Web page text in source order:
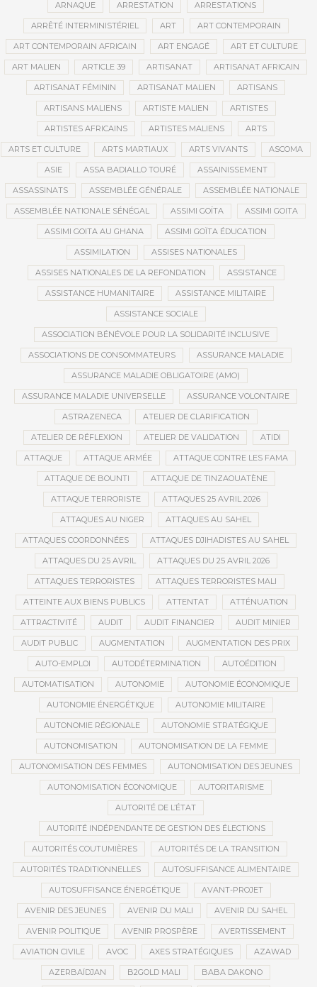
ARNAQUE ARRESTATION ARRESTATIONS
ARRÊTÉ INTERMINISTÉRIEL ART ART CONTEMPORAIN
ART CONTEMPORAIN AFRICAIN ART ENGAGÉ ART ET CULTURE
ART MALIEN ARTICLE 39 ARTISANAT ARTISANAT AFRICAIN
ARTISANAT FÉMININ ARTISANAT MALIEN ARTISANS
ARTISANS MALIENS ARTISTE MALIEN ARTISTES
ARTISTES AFRICAINS ARTISTES MALIENS ARTS
ARTS ET CULTURE ARTS MARTIAUX ARTS VIVANTS ASCOMA
ASIE ASSA BADIALLO TOURÉ ASSAINISSEMENT
ASSASSINATS ASSEMBLÉE GÉNÉRALE ASSEMBLÉE NATIONALE
ASSEMBLÉE NATIONALE SÉNÉGAL ASSIMI GOÏTA ASSIMI GOITA
ASSIMI GOITA AU GHANA ASSIMI GOÏTA ÉDUCATION
ASSIMILATION ASSISES NATIONALES
ASSISES NATIONALES DE LA REFONDATION ASSISTANCE
ASSISTANCE HUMANITAIRE ASSISTANCE MILITAIRE
ASSISTANCE SOCIALE
ASSOCIATION BÉNÉVOLE POUR LA SOLIDARITÉ INCLUSIVE
ASSOCIATIONS DE CONSOMMATEURS ASSURANCE MALADIE
ASSURANCE MALADIE OBLIGATOIRE (AMO)
ASSURANCE MALADIE UNIVERSELLE ASSURANCE VOLONTAIRE
ASTRAZENECA ATELIER DE CLARIFICATION
ATELIER DE RÉFLEXION ATELIER DE VALIDATION ATIDI
ATTAQUE ATTAQUE ARMÉE ATTAQUE CONTRE LES FAMA
ATTAQUE DE BOUNTI ATTAQUE DE TINZAOUATÈNE
ATTAQUE TERRORISTE ATTAQUES 25 AVRIL 2026
ATTAQUES AU NIGER ATTAQUES AU SAHEL
ATTAQUES COORDONNÉES ATTAQUES DJIHADISTES AU SAHEL
ATTAQUES DU 25 AVRIL ATTAQUES DU 25 AVRIL 2026
ATTAQUES TERRORISTES ATTAQUES TERRORISTES MALI
ATTEINTE AUX BIENS PUBLICS ATTENTAT ATTÉNUATION
ATTRACTIVITÉ AUDIT AUDIT FINANCIER AUDIT MINIER
AUDIT PUBLIC AUGMENTATION AUGMENTATION DES PRIX
AUTO-EMPLOI AUTODÉTERMINATION AUTOÉDITION
AUTOMATISATION AUTONOMIE AUTONOMIE ÉCONOMIQUE
AUTONOMIE ÉNERGÉTIQUE AUTONOMIE MILITAIRE
AUTONOMIE RÉGIONALE AUTONOMIE STRATÉGIQUE
AUTONOMISATION AUTONOMISATION DE LA FEMME
AUTONOMISATION DES FEMMES AUTONOMISATION DES JEUNES
AUTONOMISATION ÉCONOMIQUE AUTORITARISME
AUTORITÉ DE L’ÉTAT
AUTORITÉ INDÉPENDANTE DE GESTION DES ÉLECTIONS
AUTORITÉS COUTUMIÈRES AUTORITÉS DE LA TRANSITION
AUTORITÉS TRADITIONNELLES AUTOSUFFISANCE ALIMENTAIRE
AUTOSUFFISANCE ÉNERGÉTIQUE AVANT-PROJET
AVENIR DES JEUNES AVENIR DU MALI AVENIR DU SAHEL
AVENIR POLITIQUE AVENIR PROSPÈRE AVERTISSEMENT
AVIATION CIVILE AVOC AXES STRATÉGIQUES AZAWAD
AZERBAÏDJAN B2GOLD MALI BABA DAKONO